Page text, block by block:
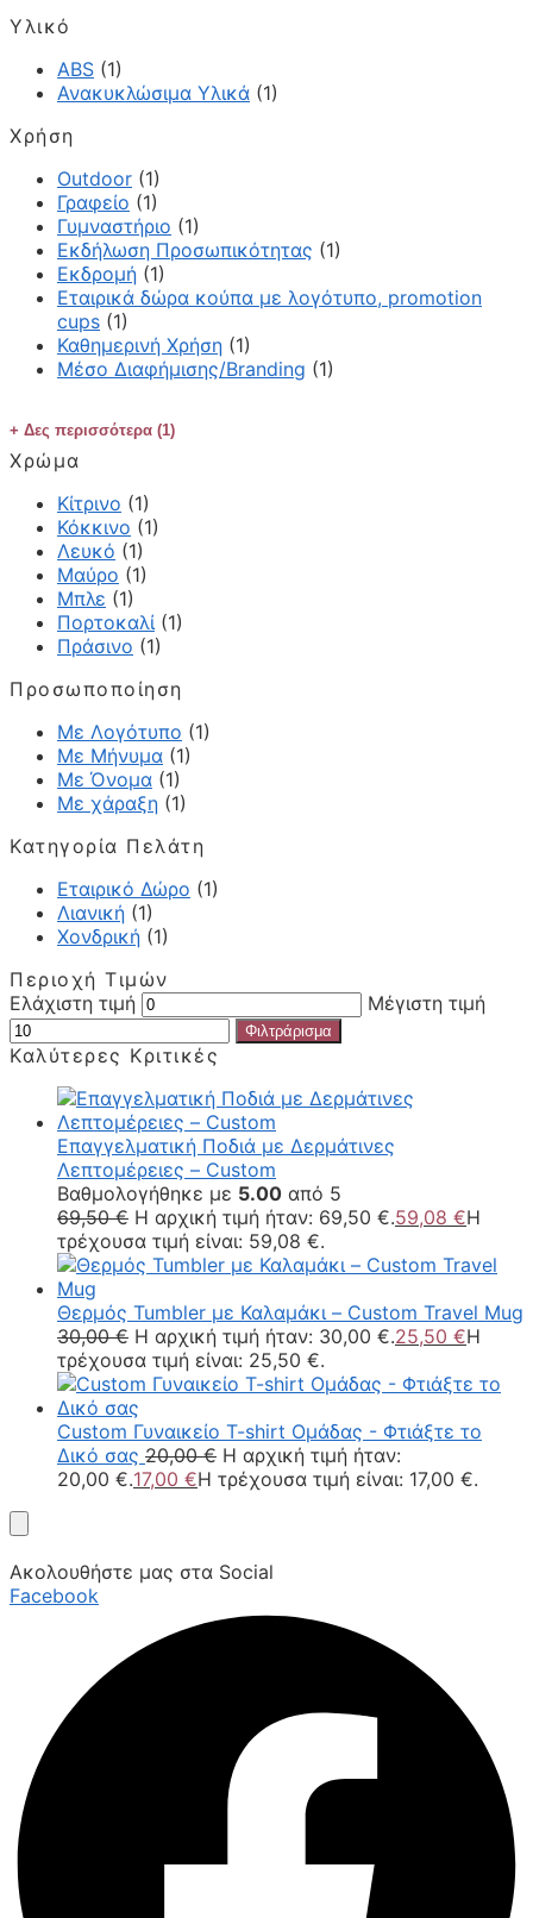
Υλικό
ABS (1)
Ανακυκλώσιμα Υλικά (1)
Χρήση
Outdoor (1)
Γραφείο (1)
Γυμναστήριο (1)
Εκδήλωση Προσωπικότητας (1)
Εκδρομή (1)
Εταιρικά δώρα κούπα με λογότυπο, promotion
cups (1)
Καθημερινή Χρήση (1)
Μέσο Διαφήμισης/Branding (1)
Δες περισσότερα (1)
Χρώμα
Κίτρινο (1)
Κόκκινο (1)
Λευκό (1)
Μαύρο (1)
Μπλε (1)
Πορτοκαλί (1)
Πράσινο (1)
Προσωποποίηση
Με Λογότυπο (1)
Με Μήνυμα (1)
Με Όνομα (1)
Με χάραξη (1)
Κατηγορία Πελάτη
Εταιρικό Δώρο (1)
Λιανική (1)
Χονδρική (1)
Περιοχή Τιμών
Ελάχιστη τιμή
Μέγιστη τιμή
Φιλτράρισμα
Καλύτερες Κριτικές
Επαγγελματική Ποδιά με Δερμάτινες
Λεπτομέρειες – Custom
Βαθμολογήθηκε με 5.00 από 5
69,50€ Η αρχική τιμή ήταν: 69,50 €.59,08 €Η
τρέχουσα τιμή είναι: 59,08 €.
Θερμός Tumbler με Καλαμάκι – Custom Travel Mug
30,00€ Η αρχική τιμή ήταν: 30,00 €.25,50 €Η
τρέχουσα τιμή είναι: 25,50 €.
Custom Γυναικείο T-shirt Ομάδας - Φτιάξτε το
Δικό σας 20,00€ Η αρχική τιμή ήταν:
20,00 €.17,00 €Η τρέχουσα τιμή είναι: 17,00 €.
Ακολουθήστε μας στα Social
Facebook